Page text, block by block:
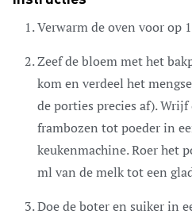
Verwarm de oven voor op
Zeef de bloem met het
kom en verdeel het
de porties precies af). Wrijf
frambozen tot poeder in
keukenmachine. Roer het
ml van de melk tot een
Doe de boter en suiker in